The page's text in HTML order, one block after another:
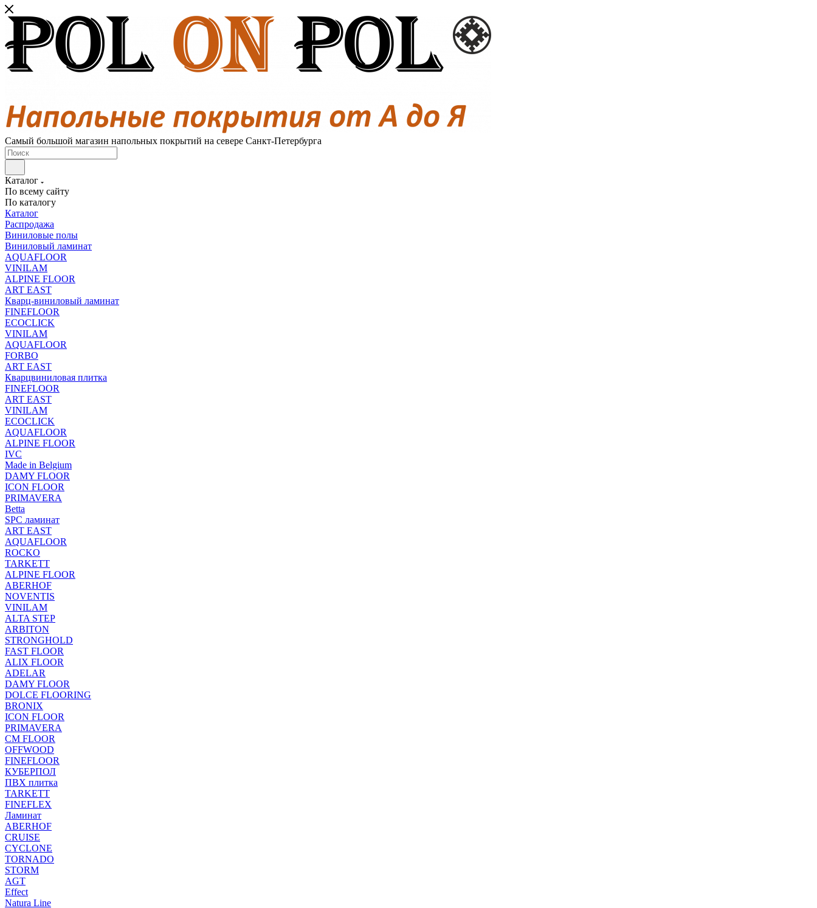
Самый большой магазин напольных покрытий на севере Санкт-Петербурга
Каталог
По всему сайту
По каталогу
Каталог
Распродажа
Виниловые полы
Виниловый ламинат
AQUAFLOOR
VINILAM
ALPINE FLOOR
ART EAST
Кварц-виниловый ламинат
FINEFLOOR
ECOCLICK
VINILAM
AQUAFLOOR
FORBO
ART EAST
Кварцвиниловая плитка
FINEFLOOR
ART EAST
VINILAM
ECOCLICK
AQUAFLOOR
ALPINE FLOOR
IVC
Made in Belgium
DAMY FLOOR
ICON FLOOR
PRIMAVERA
Betta
SPC ламинат
ART EAST
AQUAFLOOR
ROCKO
TARKETT
ALPINE FLOOR
ABERHOF
NOVENTIS
VINILAM
ALTA STEP
ARBITON
STRONGHOLD
FAST FLOOR
ALIX FLOOR
ADELAR
DAMY FLOOR
DOLCE FLOORING
BRONIX
ICON FLOOR
PRIMAVERA
CM FLOOR
OFFWOOD
FINEFLOOR
КУБЕРПОЛ
ПВХ плитка
TARKETT
FINEFLEX
Ламинат
ABERHOF
CRUISE
CYCLONE
TORNADO
STORM
AGT
Effect
Natura Line